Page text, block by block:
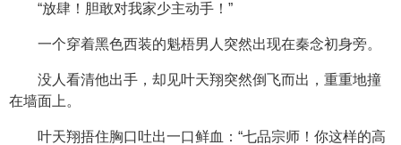
“放肆！胆敢对我家少主动手！”
一个穿着黑色西装的魁梧男人突然出现在秦念初身旁。
没人看清他出手，却见叶天翔突然倒飞而出，重重地撞
在墙面上。
叶天翔捂住胸口吐出一口鲜血：“七品宗师！你这样的高